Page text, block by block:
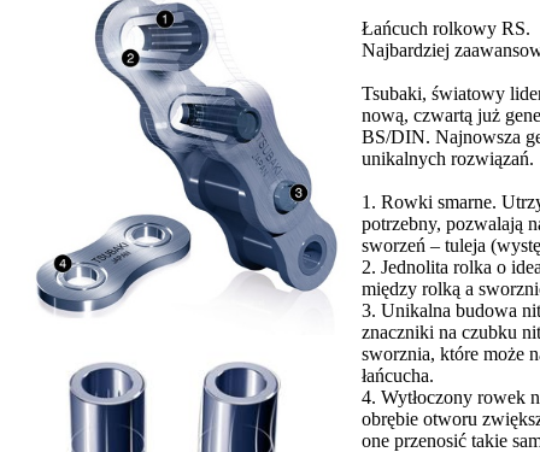
Łańcuch rolkowy RS.
Najbardziej
Tsubaki, światowy
nową, czwartą już
BS/DIN. Najnowsza
unikalnych rozwiązań.
1. Rowki smarne.
potrzebny, pozwalają
sworzeń – tuleja
2. Jednolita rolka o
między rolką a
3. Unikalna budowa
znaczniki na czubku
sworznia, które może
łańcucha.
4. Wytłoczony rowek
obrębie otworu
one przenosić takie